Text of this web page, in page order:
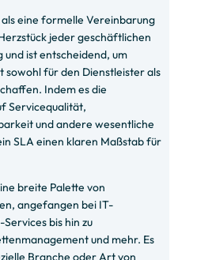
eine formelle Vereinbarung
jeder geschäftlichen
und ist entscheidend, um
sowohl für den Dienstleister als
Indem es die
Servicequalität,
und andere wesentliche
SLA einen klaren Maßstab für
breite Palette von
angefangen bei IT-
bis hin zu
und mehr. Es
Branche oder Art von